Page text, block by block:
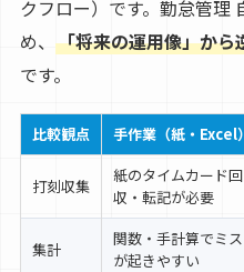
クフロー）です。勤怠管理
め、 「将来の運用像」から
です。
比較観点 手作業（紙・Excel）
打刻収集
紙のタイムカード回
収・転記が必要
集計
関数・手計算でミス
が起きやすい